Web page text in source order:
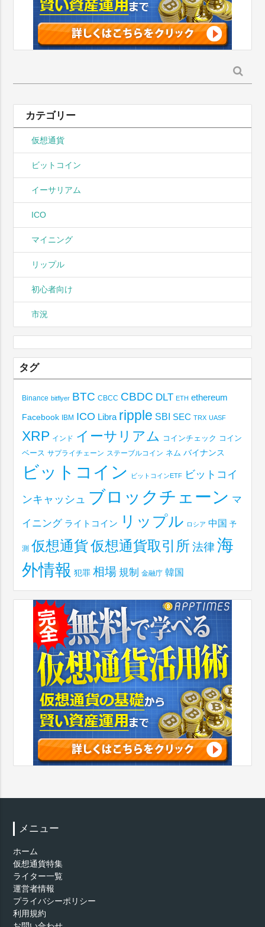
索:
カテゴリー
仮想通貨
ビットコイン
イーサリアム
ICO
マイニング
リップル
初心者向け
市況
タグ
Binance bitflyer BTC CBCC CBDC DLT ETH ethereum
Facebook IBM ICO Libra ripple SBI SEC TRX UASF
XRP インド イーサリアム コインチェック コイン
ベース サプライチェーン ステーブルコイン ネム バイナンス
ビットコイン ビットコインETF ビットコイ
ンキャッシュ ブロックチェーン マ
イニング ライトコイン リップル ロシア 中国 予
測 仮想通貨仮想通貨取引所 法律 海
外情報 犯罪 相場 規制 金融庁 韓国
メニュー
ホーム
仮想通貨特集
ライター一覧
運営者情報
プライバシーポリシー
利用規約